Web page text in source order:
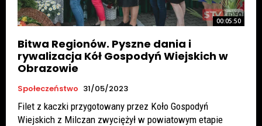
00:05:50
Bitwa Regionów. Pyszne dania i
rywalizacja Kół Gospodyń Wiejskich w
Obrazowie
Społeczeństwo 31/05/2023
Filet z kaczki przygotowany przez Koło Gospodyń
Wiejskich z Milczan zwyciężył w powiatowym etapie